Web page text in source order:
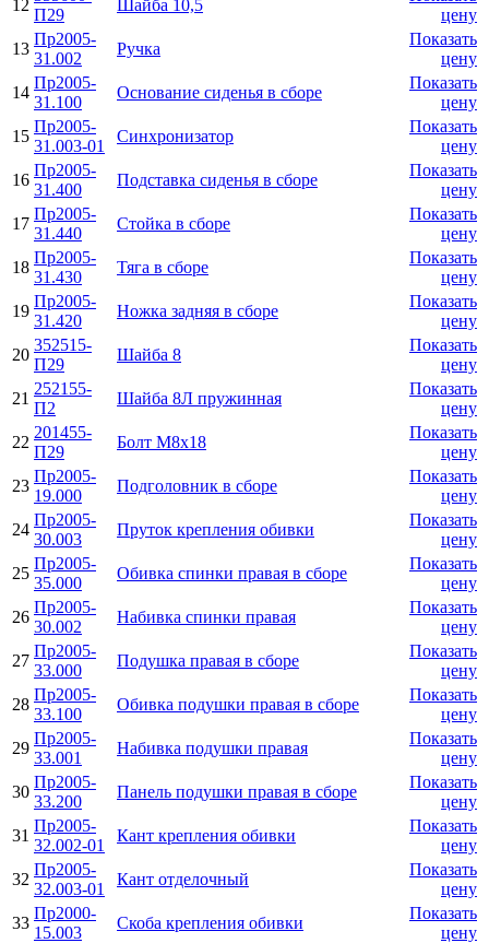
12
П29
Шайба 10,5
цену
13
Пр2005-
31.002
Ручка
Показать
цену
14
Пр2005-
31.100
Основание сиденья в сборе
Показать
цену
15
Пр2005-
31.003-01
Синхронизатор
Показать
цену
16
Пр2005-
31.400
Подставка сиденья в сборе
Показать
цену
17
Пр2005-
31.440
Стойка в сборе
Показать
цену
18
Пр2005-
31.430
Тяга в сборе
Показать
цену
19
Пр2005-
31.420
Ножка задняя в сборе
Показать
цену
20
352515-
П29
Шайба 8
Показать
цену
21
252155-
П2
Шайба 8Л пружинная
Показать
цену
22
201455-
П29
Болт М8х18
Показать
цену
23
Пр2005-
19.000
Подголовник в сборе
Показать
цену
24
Пр2005-
30.003
Пруток крепления обивки
Показать
цену
25
Пр2005-
35.000
Обивка спинки правая в сборе
Показать
цену
26
Пр2005-
30.002
Набивка спинки правая
Показать
цену
27
Пр2005-
33.000
Подушка правая в сборе
Показать
цену
28
Пр2005-
33.100
Обивка подушки правая в сборе
Показать
цену
29
Пр2005-
33.001
Набивка подушки правая
Показать
цену
30
Пр2005-
33.200
Панель подушки правая в сборе
Показать
цену
31
Пр2005-
32.002-01
Кант крепления обивки
Показать
цену
32
Пр2005-
32.003-01
Кант отделочный
Показать
цену
33
Пр2000-
15.003
Скоба крепления обивки
Показать
цену